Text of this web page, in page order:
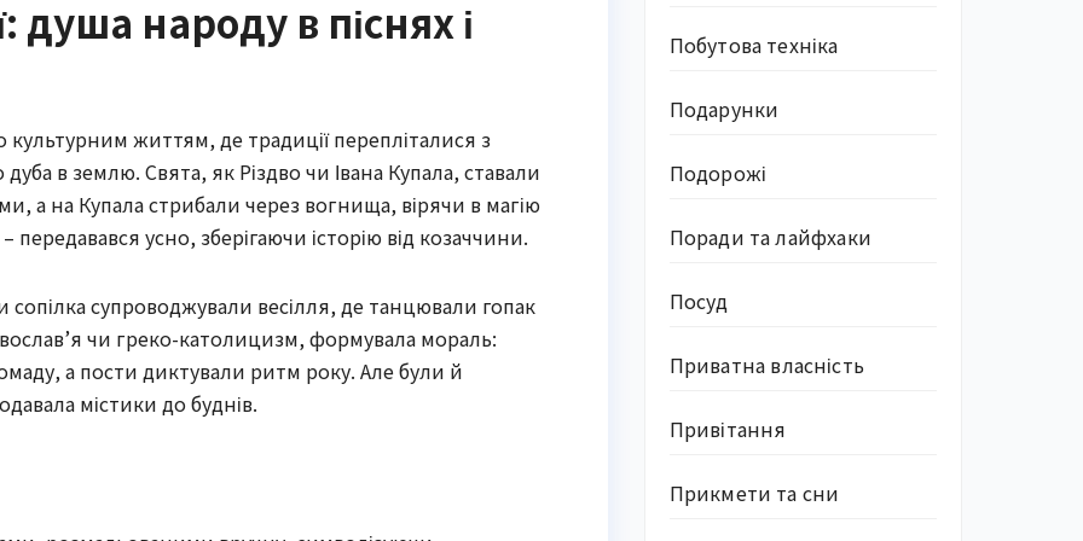
душа народу в піснях і
культурним життям, де традиції перепліталися з
в землю. Свята, як Різдво чи Івана Купала, ставали
а на Купала стрибали через вогнища, вірячи в магію
передавався усно, зберігаючи історію від козаччини.
супроводжували весілля, де танцювали гопак
чи греко-католицизм, формувала мораль:
а пости диктували ритм року. Але були й
містики до буднів.
Побутова техніка
Подарунки
Подорожі
Поради та лайфхаки
Посуд
Приватна власність
Привітання
Прикмети та сни